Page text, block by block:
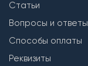
Статьи
Вопросы и ответы
Способы оплаты
Реквизиты